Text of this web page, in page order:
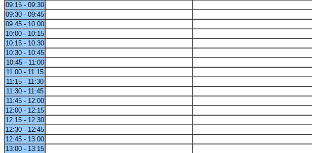
09:15 - 09:30
09:30 - 09:45
09:45 - 10:00
10:00 - 10:15
10:15 - 10:30
10:30 - 10:45
10:45 - 11:00
11:00 - 11:15
11:15 - 11:30
11:30 - 11:45
11:45 - 12:00
12:00 - 12:15
12:15 - 12:30
12:30 - 12:45
12:45 - 13:00
13:00 - 13:15